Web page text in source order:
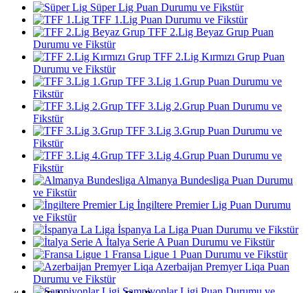
Süper Lig Puan Durumu ve Fikstür
TFF 1.Lig Puan Durumu ve Fikstür
TFF 2.Lig Beyaz Grup Puan
Durumu ve Fikstür
TFF 2.Lig Kırmızı Grup Puan
Durumu ve Fikstür
TFF 3.Lig 1.Grup Puan Durumu ve
Fikstür
TFF 3.Lig 2.Grup Puan Durumu ve
Fikstür
TFF 3.Lig 3.Grup Puan Durumu ve
Fikstür
TFF 3.Lig 4.Grup Puan Durumu ve
Fikstür
Almanya Bundesliga Puan Durumu
ve Fikstür
İngiltere Premier Lig Puan Durumu
ve Fikstür
İspanya La Liga Puan Durumu ve Fikstür
İtalya Serie A Puan Durumu ve Fikstür
Fransa Ligue 1 Puan Durumu ve Fikstür
Azerbaijan Premyer Liqa Puan
Durumu ve Fikstür